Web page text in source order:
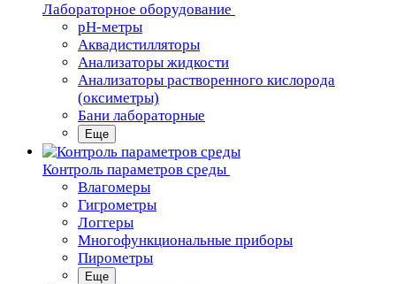
Лабораторное оборудование
pH-метры
Аквадистилляторы
Анализаторы жидкости
Анализаторы растворенного кислорода
(оксиметры)
Бани лабораторные
Еще
Контроль параметров среды
Влагомеры
Гигрометры
Логгеры
Многофункциональные приборы
Пирометры
Еще